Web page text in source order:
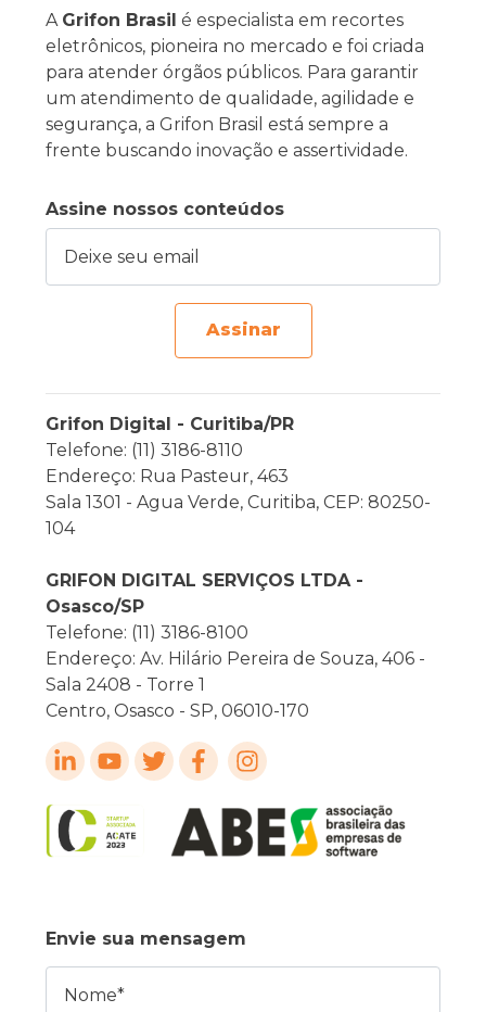
A Grifon Brasil é especialista em recortes
eletrônicos, pioneira no mercado e foi criada
para atender órgãos públicos. Para garantir
um atendimento de qualidade, agilidade e
segurança, a Grifon Brasil está sempre a
frente buscando inovação e assertividade.
Assine nossos conteúdos
Assinar
Grifon Digital - Curitiba/PR
Telefone: (11) 3186-8110
Endereço: Rua Pasteur, 463
Sala 1301 - Agua Verde, Curitiba, CEP: 80250-
104
GRIFON DIGITAL SERVIÇOS LTDA -
Osasco/SP
Telefone: (11) 3186-8100
Endereço: Av. Hilário Pereira de Souza, 406 -
Sala 2408 - Torre 1
Centro, Osasco - SP, 06010-170
Envie sua mensagem